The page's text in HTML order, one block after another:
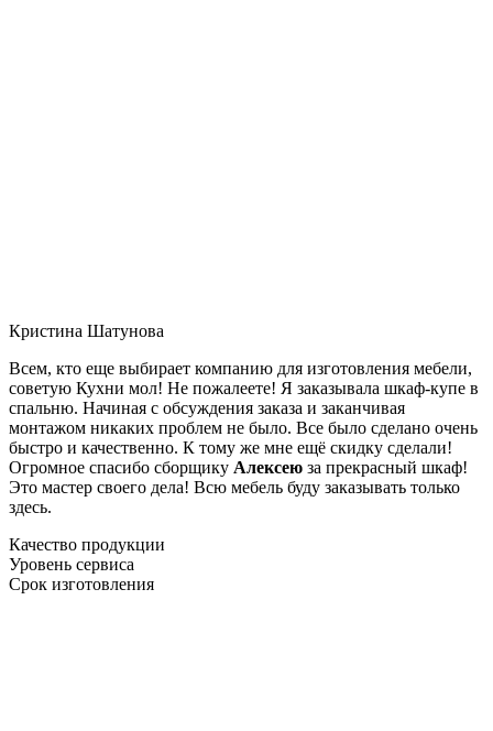
Кристина Шатунова
Всем, кто еще выбирает компанию для изготовления мебели,
советую Кухни мол! Не пожалеете! Я заказывала шкаф-купе в
спальню. Начиная с обсуждения заказа и заканчивая
монтажом никаких проблем не было. Все было сделано очень
быстро и качественно. К тому же мне ещё скидку сделали!
Огромное спасибо сборщику Алексею за прекрасный шкаф!
Это мастер своего дела! Всю мебель буду заказывать только
здесь.
Качество продукции
Уровень сервиса
Срок изготовления